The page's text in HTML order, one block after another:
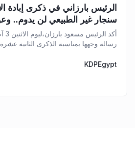
الرئيس بارزاني في ذكرى إبادة
سنجار غير الطبيعي لن يدوم..
حتمية
رسالة وجهها بمناسبة الذكرى الثانية عشرة
KDPEgypt